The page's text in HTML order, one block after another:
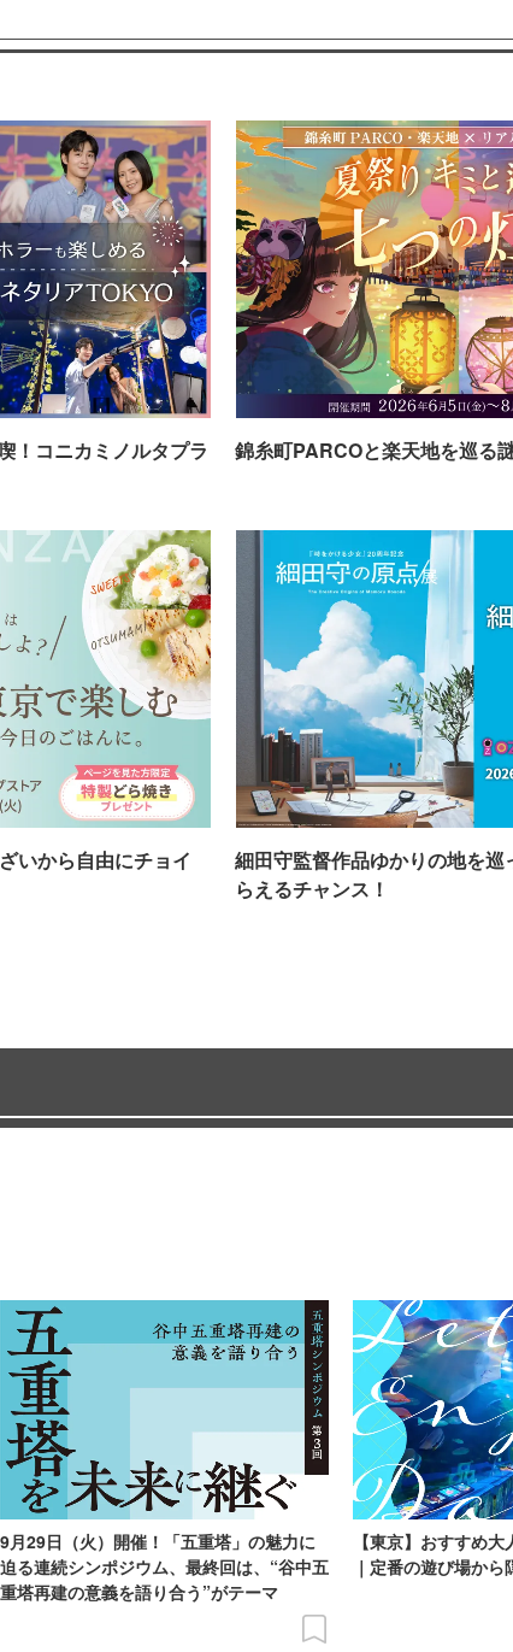
！コニカミノルタプラ
錦糸町PARCOと楽天地を巡る
いから自由にチョイ
細田守監督作品ゆかりの地を巡
らえるチャンス！
9月29日（火）開催！「五重塔」の魅力に
迫る連続シンポジウム、最終回は、“谷中五
重塔再建の意義を語り合う”がテーマ
【東京】おすすめ
｜定番の遊び場か